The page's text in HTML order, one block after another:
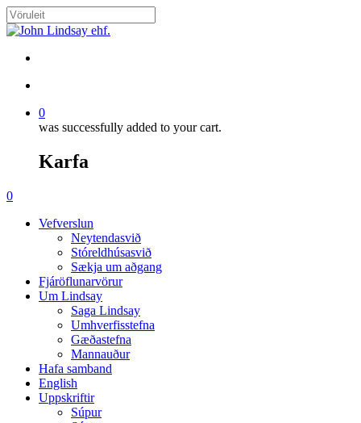
Skip
to
content
Close
0
was successfully added to your cart.
Karfa
Menu
search
account
0
Vefverslun
Neytendasvið
Stóreldhúsasvið
Sækja um aðgang
Fjáröflunarvörur
Um Lindsay
Saga Lindsay
Umhverfisstefna
Gæðastefna
Mannauður
Hafa samband
English
Uppskriftir
Súpur